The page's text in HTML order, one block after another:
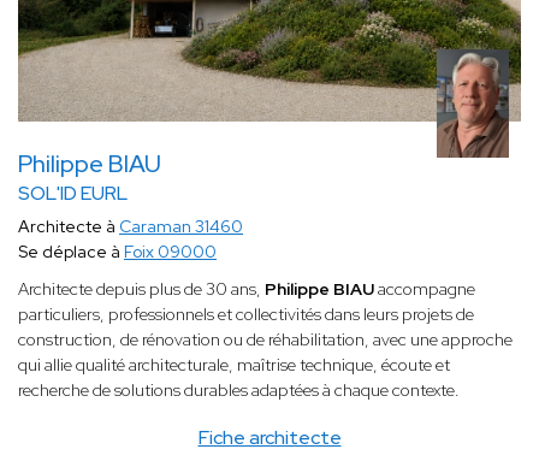
Philippe BIAU
SOL'ID EURL
Fiche architecte
Architecte à Caraman 31460
Se déplace à Foix 09000
Architecte depuis plus de 30 ans, Philippe BIAUaccompagne
particuliers, professionnels et collectivités dans leurs projets de
construction, de rénovation ou de réhabilitation, avec une approche
qui allie qualité architecturale, maîtrise technique, écoute et
recherche de solutions durables adaptées à chaque contexte.